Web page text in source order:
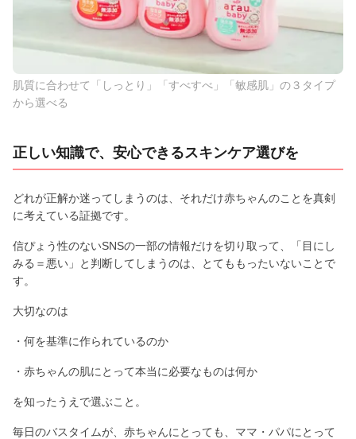
肌質に合わせて「しっとり」「すべすべ」「敏感肌」の３タイプ
から選べる
正しい知識で、安心できるスキンケア選びを
どれが正解か迷ってしまうのは、それだけ赤ちゃんのことを真剣
に考えている証拠です。
信ぴょう性のないSNSの一部の情報だけを切り取って、「目にし
みる＝悪い」と判断してしまうのは、とてももったいないことで
す。
大切なのは
・何を基準に作られているのか
・赤ちゃんの肌にとって本当に必要なものは何か
を知ったうえで選ぶこと。
毎日のバスタイムが、赤ちゃんにとっても、ママ・パパにとって